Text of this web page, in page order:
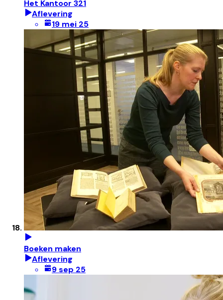
Het Kantoor 321
Aflevering
19 mei 25
Boeken maken
Aflevering
9 sep 25